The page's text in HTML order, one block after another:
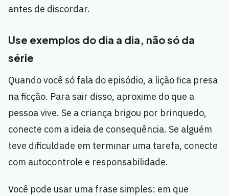
antes de discordar.
Use exemplos do dia a dia, não só da
série
Quando você só fala do episódio, a lição fica presa
na ficção. Para sair disso, aproxime do que a
pessoa vive. Se a criança brigou por brinquedo,
conecte com a ideia de consequência. Se alguém
teve dificuldade em terminar uma tarefa, conecte
com autocontrole e responsabilidade.
Você pode usar uma frase simples: em que